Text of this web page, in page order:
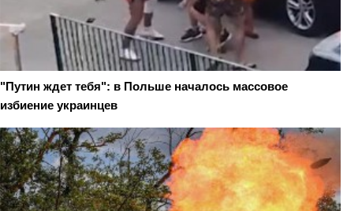
"Путин ждет тебя": в Польше началось массовое
избиение украинцев